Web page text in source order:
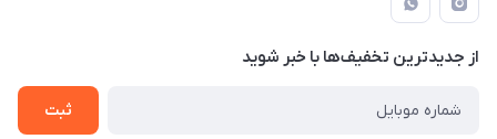
لیست محصولات
درباره ما
قوانین و مقررات
حریم خصوصی
از جدید‌ترین تخفیف‌ها با‌ خبر شوید
ثبت